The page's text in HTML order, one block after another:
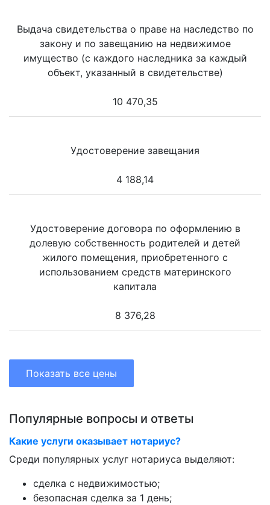
Выдача свидетельства о праве на наследство по
закону и по завещанию на недвижимое
имущество (с каждого наследника за каждый
объект, указанный в свидетельстве)
10 470,35
Удостоверение завещания
4 188,14
Удостоверение договора по оформлению в
долевую собственность родителей и детей
жилого помещения, приобретенного с
использованием средств материнского
капитала
8 376,28
Показать все цены
Популярные вопросы и ответы
Какие услуги оказывает нотариус?
Среди популярных услуг нотариуса выделяют:
сделка с недвижимостью;
безопасная сделка за 1 день;